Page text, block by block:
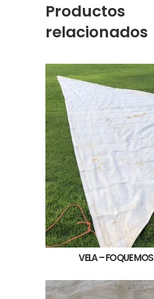
Productos
relacionados
VELA – FOQUE